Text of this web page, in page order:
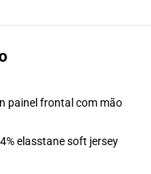
painel frontal com mão
elasstane soft jersey